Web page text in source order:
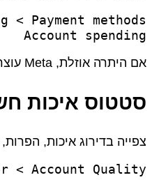
Payment methods
Account spending
אם היתרה אוזלת, Meta עוצרת את השליחה.
סטטוס איכות
צפייה בדירוג איכות,
< Account Quality